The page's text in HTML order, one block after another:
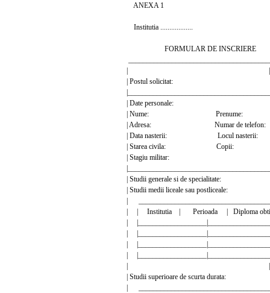
ANEXA 1
Institutia ..................
FORMULAR DE INSCRIERE
| |
| Postul
| Date
| Nume:
| Adresa: Numar de
| Data nasterii: Locul
| Starea civila:
| Stagiu
| Studii generale si de
| Studii medii liceale sau
|
| | Institutia | Perioada | Diploma
|
|
|
|
| |
| Studii superioare de scurta
|